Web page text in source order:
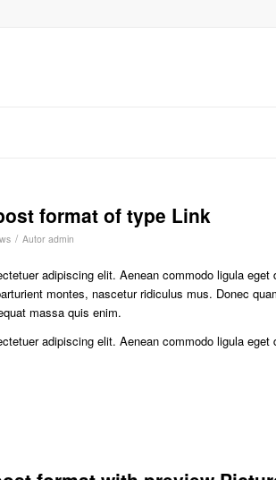
format of type Link
/ Autor admin
adipiscing elit. Aenean commodo ligula
montes, nascetur ridiculus mus. Donec
massa quis enim.
adipiscing elit. Aenean commodo ligula